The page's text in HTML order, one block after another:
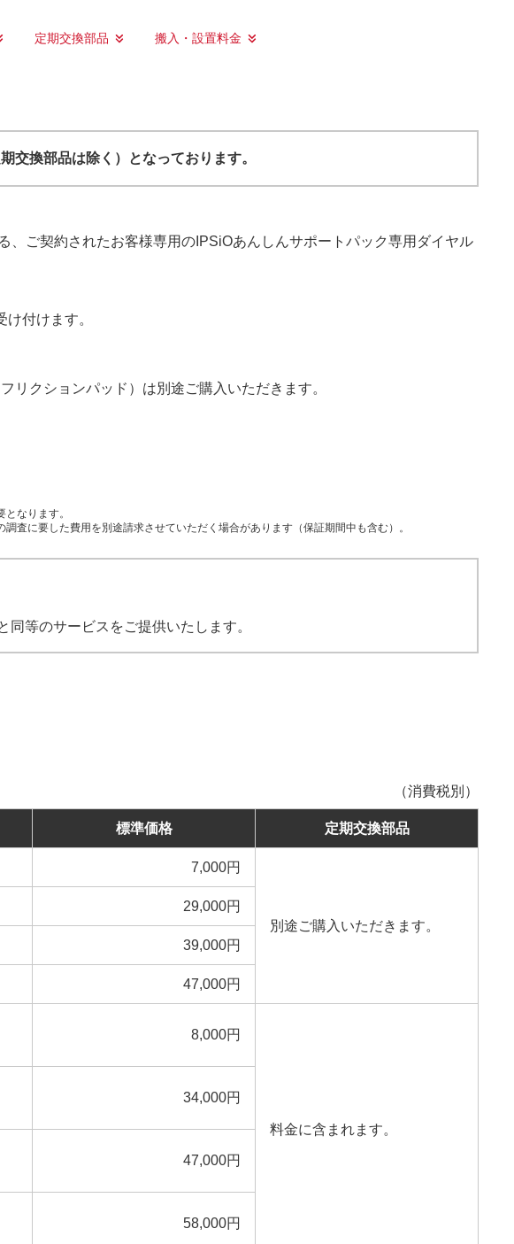
定期交換部品 搬入・設置料金
交換部品は除く）となっております。
ご契約されたお客様専用のIPSiOあんしんサポートパック専用ダイヤル
付けます。
リクションパッド）は別途ご購入いただきます。
なります。
査に要した費用を別途請求させていただく場合があります（保証期間中も含む）。
等のサービスをご提供いたします。
（消費税別）
標準価格 定期交換部品
7,000円
別途ご購入いただきます。
29,000円
39,000円
47,000円
8,000円
料金に含まれます。
34,000円
47,000円
58,000円